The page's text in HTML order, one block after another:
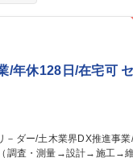
/年休128日/在宅可